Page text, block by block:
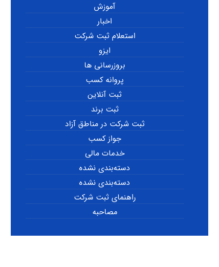
آموزش
اخبار
استعلام ثبت شرکت
ایزو
بروزرسانی ها
پروانه کسب
ثبت آنلاین
ثبت برند
ثبت شرکت در مناطق آزاد
جواز کسب
خدمات مالی
دسته‌بندی نشده
دسته‌بندی نشده
راهنمای ثبت شرکت
مصاحبه